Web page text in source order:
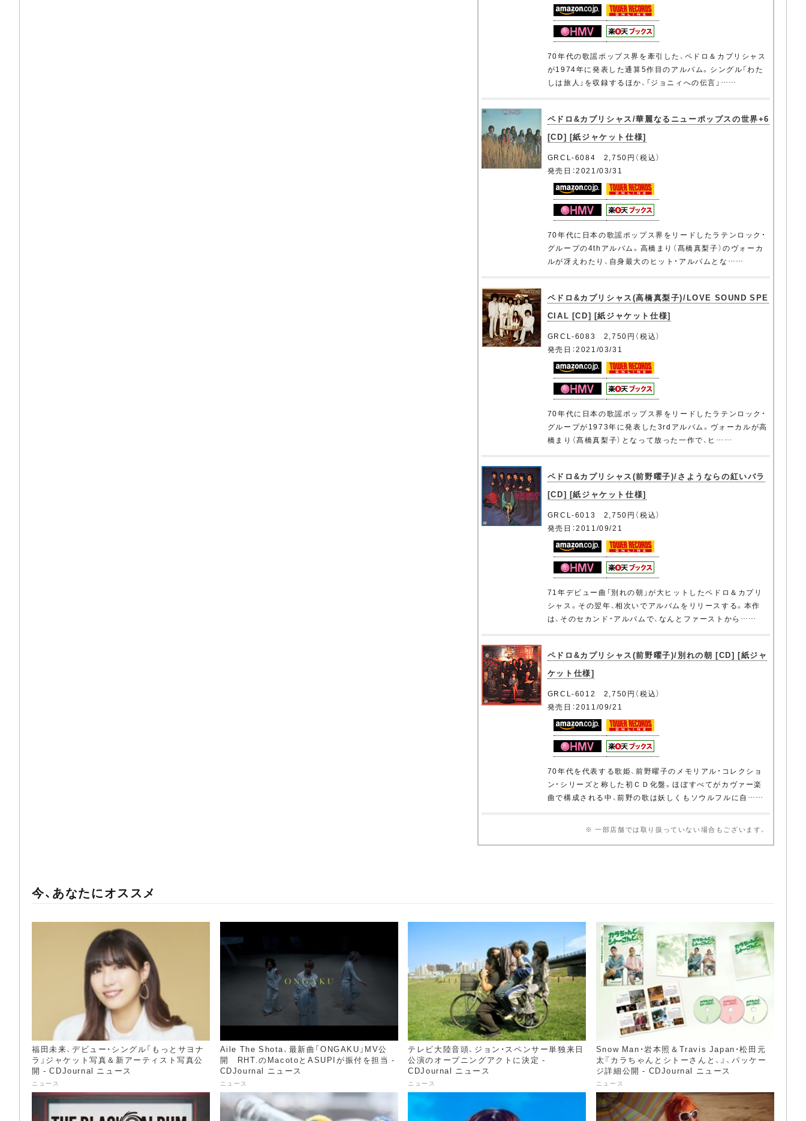
70年代の歌謡ポップス界を牽引した、ペドロ＆カプリシャス
が1974年に発表した通算5作目のアルバム。シングル「わた
しは旅人」を収録するほか、「ジョニィへの伝言」……
ペドロ&カプリシャス/華麗なるニューポップスの世界+6
[CD] [紙ジャケット仕様]
GRCL-6084 2,750円（税込）
発売日：2021/03/31
70年代に日本の歌謡ポップス界をリードしたラテンロック・
グループの4thアルバム。高橋まり（髙橋真梨子）のヴォーカ
ルが冴えわたり、自身最大のヒット・アルバムとな……
ペドロ&カプリシャス(高橋真梨子)/LOVE SOUND SPE
CIAL [CD] [紙ジャケット仕様]
GRCL-6083 2,750円（税込）
発売日：2021/03/31
70年代に日本の歌謡ポップス界をリードしたラテンロック・
グループが1973年に発表した3rdアルバム。ヴォーカルが高
橋まり（髙橋真梨子）となって放った一作で、ヒ……
ペドロ&カプリシャス(前野曜子)/さようならの紅いバラ
[CD] [紙ジャケット仕様]
GRCL-6013 2,750円（税込）
発売日：2011/09/21
71年デビュー曲「別れの朝」が大ヒットしたペドロ＆カプリ
シャス。その翌年、相次いでアルバムをリリースする。本作
は、そのセカンド・アルバムで、なんとファーストから……
ペドロ&カプリシャス(前野曜子)/別れの朝 [CD] [紙ジャ
ケット仕様]
GRCL-6012 2,750円（税込）
発売日：2011/09/21
70年代を代表する歌姫、前野曜子のメモリアル・コレクショ
ン・シリーズと称した初ＣＤ化盤。ほぼすべてがカヴァー楽
曲で構成される中、前野の歌は妖しくもソウルフルに自……
※ 一部店舗では取り扱っていない場合もございます。
今、あなたにオススメ
福田未来、デビュー・シングル「もっとサヨナ
ラ」ジャケット写真＆新アーティスト写真公
開 - CDJournal ニュース
ニュース
Aile The Shota、最新曲「ONGAKU」MV公
開 RHT.のMacotoとASUPIが振付を担当 -
CDJournal ニュース
ニュース
テレビ大陸音頭、ジョン・スペンサー単独来日
公演のオープニングアクトに決定 -
CDJournal ニュース
ニュース
Snow Man・岩本照＆Travis Japan・松田元
太『カラちゃんとシトーさんと、』、パッケー
ジ詳細公開 - CDJournal ニュース
ニュース